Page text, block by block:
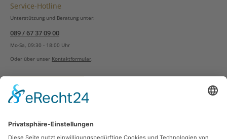
Service-Hotline
Unterstützung und Beratung unter:
089 / 67 37 09 00
Mo-Sa, 09:30 - 18:00 Uhr
Oder über unser Kontaktformular.
Vertrag widerrufen
Zahlungsarten